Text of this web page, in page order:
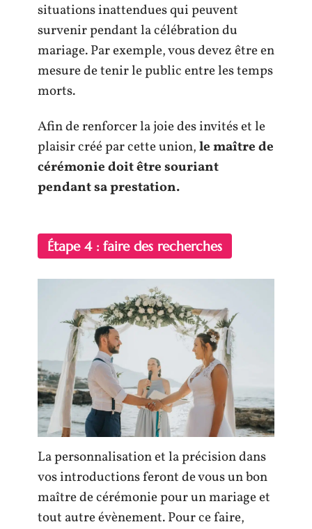
situations inattendues qui peuvent
survenir pendant la célébration du
mariage. Par exemple, vous devez être en
mesure de tenir le public entre les temps
morts.
Afin de renforcer la joie des invités et le
plaisir créé par cette union,le maître de
cérémonie doit être souriant
pendant sa prestation.
Étape 4 : faire des recherches
La personnalisation et la précision dans
vos introductions feront de vous un bon
maître de cérémonie pour un mariage et
tout autre évènement. Pour ce faire,